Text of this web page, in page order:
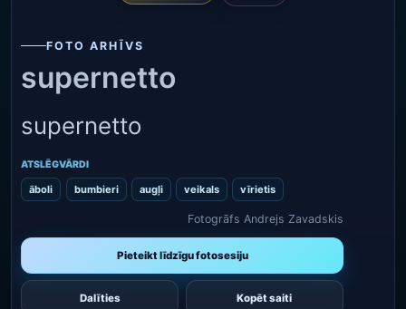
FOTO ARHĪVS
supernetto
supernetto
ATSLĒGVĀRDI
āboli bumbieri augļi veikals vīrietis
Fotogrāfs Andrejs Zavadskis
Pieteikt līdzīgu fotosesiju
Dalīties Kopēt saiti